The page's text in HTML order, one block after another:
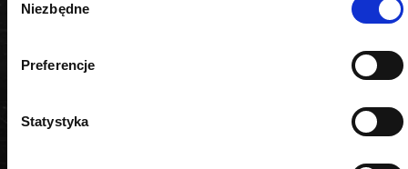
zgody
Niezbędne
Preferencje
Statystyka
13 mm